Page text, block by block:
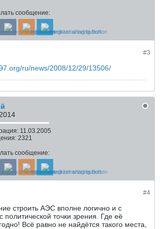
сообщение:
#3
ru/news/2008/12/29/13506/
11.03.2005
2321
сообщение:
#4
строить АЭС вполне логично и с
политической точки зрения. Где её
Всё равно не найдётся такого места,